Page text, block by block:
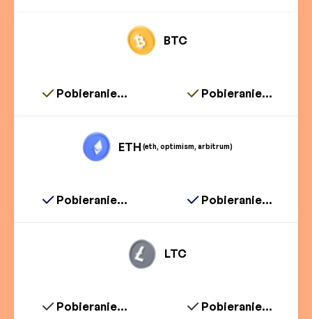
BTC
Pobieranie... Pobieranie...
ETH (eth, optimism, arbitrum)
Pobieranie... Pobieranie...
LTC
Pobieranie... Pobieranie...